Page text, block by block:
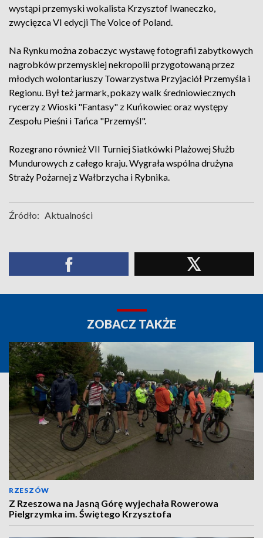
wystąpi przemyski wokalista Krzysztof Iwaneczko,
zwycięzca VI edycji The Voice of Poland.
Na Rynku można zobaczyc wystawę fotografii zabytkowych
nagrobków przemyskiej nekropolii przygotowaną przez
młodych wolontariuszy Towarzystwa Przyjaciół Przemyśla i
Regionu. Był też jarmark, pokazy walk średniowiecznych
rycerzy z Wioski "Fantasy" z Kuńkowiec oraz występy
Zespołu Pieśni i Tańca "Przemyśl".
Rozegrano również VII Turniej Siatkówki Plażowej Służb
Mundurowych z całego kraju. Wygrała wspólna drużyna
Straży Pożarnej z Wałbrzycha i Rybnika.
Źródło: Aktualności
ZOBACZ TAKŻE
RZESZÓW
Z Rzeszowa na Jasną Górę wyjechała Rowerowa
Pielgrzymka im. Świętego Krzysztofa